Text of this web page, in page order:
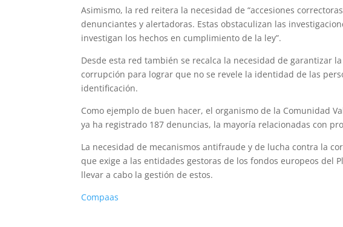
Asimismo, la red reitera la necesidad de “accesiones
denunciantes y alertadoras. Estas obstaculizan las
investigan los hechos en cumplimiento de la ley”.
Desde esta red también se recalca la necesidad de garantizar
corrupción para lograr que no se revele la identidad de las
identificación.
Como ejemplo de buen hacer, el organismo de la Comunidad
ya ha registrado 187 denuncias, la mayoría relacionadas con
La necesidad de mecanismos antifraude y de lucha contra la
que exige a las entidades gestoras de los fondos europeos
llevar a cabo la gestión de estos.
Compaas